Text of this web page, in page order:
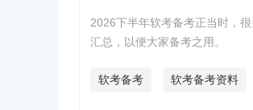
2026下半年软考备考正当时，
汇总，以便大家备考之用。
软考备考 软考备考资料